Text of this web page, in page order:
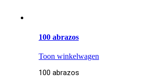
100 abrazos
Toon winkelwagen
100 abrazos